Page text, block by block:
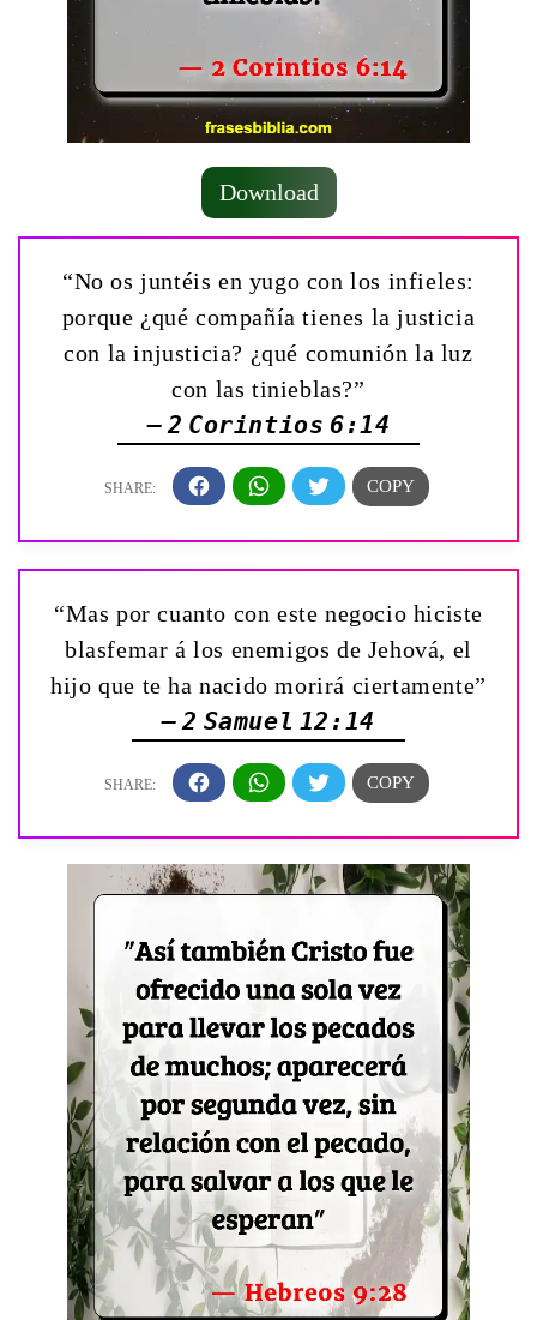
Download
“No os juntéis en yugo con los infieles:
porque ¿qué compañía tienes la justicia
con la injusticia? ¿qué comunión la luz
con las tinieblas?”
— 2 Corintios 6:14
“Mas por cuanto con este negocio hiciste
blasfemar á los enemigos de Jehová, el
hijo que te ha nacido morirá ciertamente”
— 2 Samuel 12:14